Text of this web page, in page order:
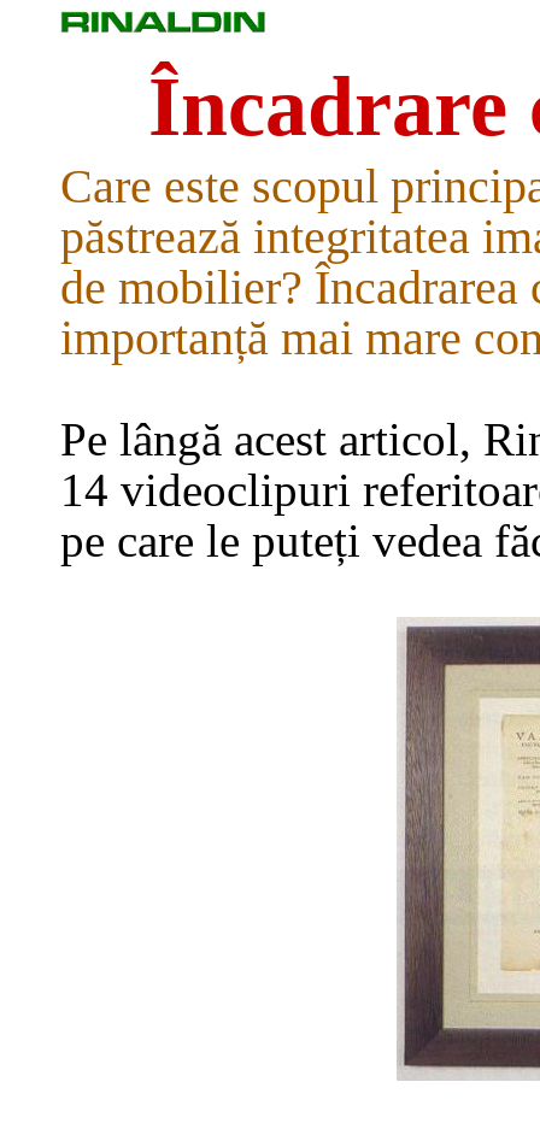
Încadrare
Care este scopul
păstrează integritatea
de mobilier? Încadrarea
importanță mai mare
Pe lângă acest articol,
14 videoclipuri
pe care le puteți vedea